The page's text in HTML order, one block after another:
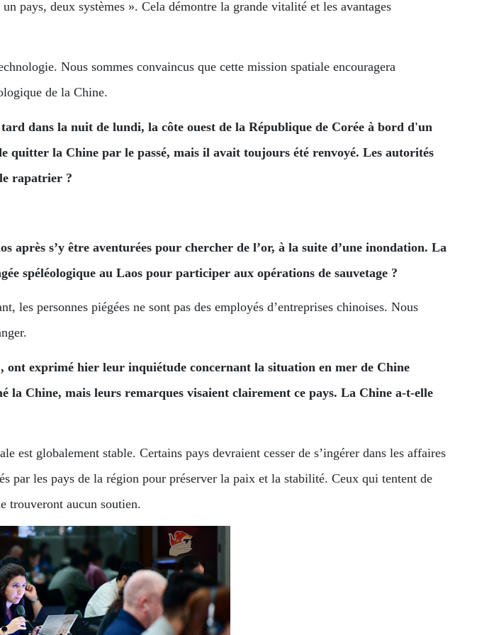
pays, deux systèmes ». Cela démontre la grande vitalité et les avantages
Nous sommes convaincus que cette mission spatiale encouragera
de la Chine.
dans la nuit de lundi, la côte ouest de la République de Corée à bord d'un
quitter la Chine par le passé, mais il avait toujours été renvoyé. Les autorités
rapatrier ?
après s’y être aventurées pour chercher de l’or, à la suite d’une inondation. La
spéléologique au Laos pour participer aux opérations de sauvetage ?
personnes piégées ne sont pas des employés d’entreprises chinoises. Nous
exprimé hier leur inquiétude concernant la situation en mer de Chine
Chine, mais leurs remarques visaient clairement ce pays. La Chine a-t-elle
globalement stable. Certains pays devraient cesser de s’ingérer dans les affaires
par les pays de la région pour préserver la paix et la stabilité. Ceux qui tentent de
trouveront aucun soutien.